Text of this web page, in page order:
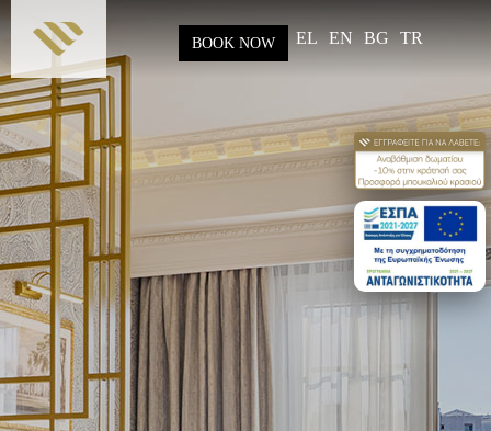
κυρίως
BOOK NOW EL EN BG TR